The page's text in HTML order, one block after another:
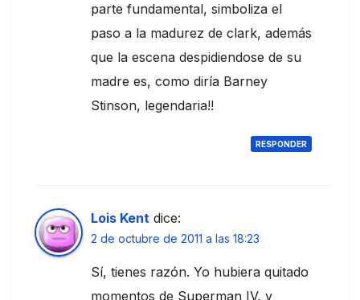
parte fundamental, simboliza el
paso a la madurez de clark, además
que la escena despidiendose de su
madre es, como diría Barney
Stinson, legendaria!!
RESPONDER
Lois Kent dice:
2 de octubre de 2011 a las 18:23
Sí, tienes razón. Yo hubiera quitado
momentos de Superman IV, y